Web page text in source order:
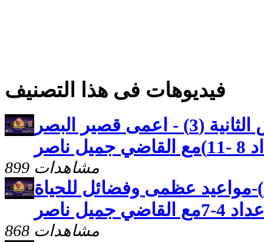
فيديوهات فى هذا التصنيف
كنوز مخفيه رسالة بطرس الثانية (3) - اعمى قصير البصر
899 مشاهدات
رسالة بطرس الثانية(2)-مواعيد عظمى وفضائل للحياة
ناصر
868 مشاهدات